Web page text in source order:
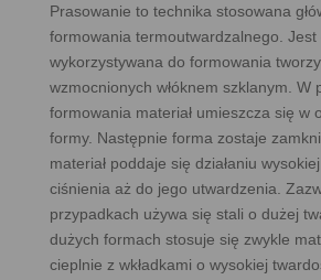
Prasowanie to technika stosowana
formowania termoutwardzalnego. Jest
wykorzystywana do formowania
wzmocnionych włóknem szklanym. W
formowania materiał umieszcza się w
formy. Następnie forma zostaje
materiał poddaje się działaniu
ciśnienia aż do jego utwardzenia.
przypadkach używa się stali o dużej
dużych formach stosuje się zwykle
cieplnie z wkładkami o wysokiej